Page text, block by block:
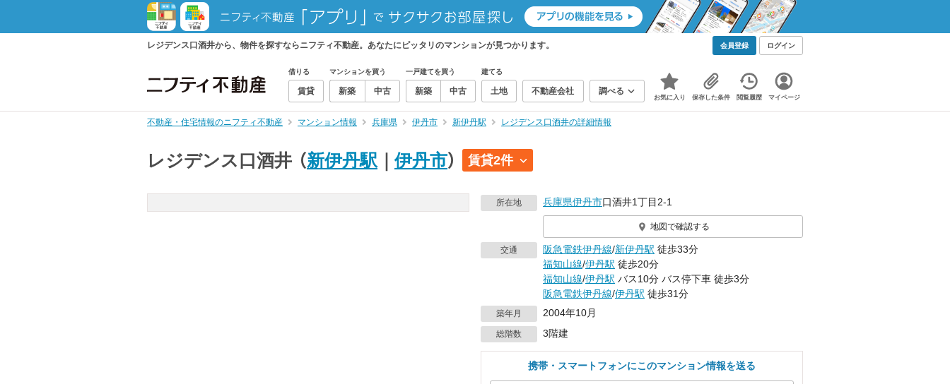
レジデンス口酒井から、物件を探すならニフティ不動産。あなたにピッタリのマンションが見つかります。 会員登録 ログイン
借りる
賃貸
マンションを買う
新築 中古
一戸建てを買う
新築 中古
建てる
土地 不動産会社 調べる
お気に入り 保存した条件 閲覧履歴 マイページ
不動産・住宅情報のニフティ不動産 マンション情報 兵庫県 伊丹市 新伊丹駅 レジデンス口酒井の詳細情報
レジデンス口酒井 （新伊丹駅 ｜伊丹市） 賃貸2件
所在地 兵庫県伊丹市口酒井1丁目2-1
地図で確認する
交通 阪急電鉄伊丹線/新伊丹駅 徒歩33分
福知山線/伊丹駅 徒歩20分
福知山線/伊丹駅 バス10分 バス停下車 徒歩3分
阪急電鉄伊丹線/伊丹駅 徒歩31分
築年月 2004年10月
総階数 3階建
携帯・スマートフォンにこのマンション情報を送る